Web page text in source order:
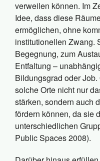
verweilen können. Im
Idee, dass diese
ermöglichen, ohne
institutionellen Zwang.
Begegnung, zum
Entfaltung –
Bildungsgrad oder
solche Orte nicht nur
stärken, sondern auch
fördern können, da sie
unterschiedlichen
Public Spaces 2008).